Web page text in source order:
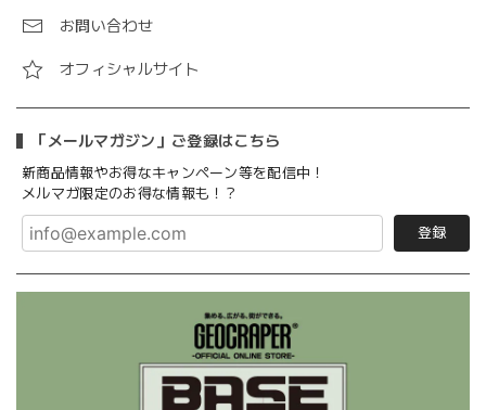
お問い合わせ
オフィシャルサイト
「メールマガジン」ご登録はこちら
新商品情報やお得なキャンペーン等を配信中！
メルマガ限定のお得な情報も！？
登録